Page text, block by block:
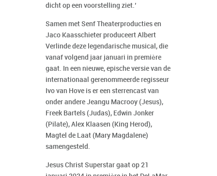
dicht op een voorstelling ziet.’
Samen met Senf Theaterproducties en
Jaco Kaasschieter produceert Albert
Verlinde deze legendarische musical, die
vanaf volgend jaar januari in première
gaat. In een nieuwe, epische versie van de
internationaal gerenommeerde regisseur
Ivo van Hove is er een sterrencast van
onder andere Jeangu Macrooy (Jesus),
Freek Bartels (Judas), Edwin Jonker
(Pilate), Alex Klaasen (King Herod),
Magtel de Laat (Mary Magdalene)
samengesteld.
Jesus Christ Superstar gaat op 21